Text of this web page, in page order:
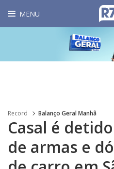
MENU
Record Balanço Geral Manhã
Casal é
de armas e